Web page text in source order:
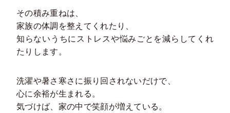
その積み重ねは、
家族の体調を整えてくれたり、
知らないうちにストレスや悩みごとを減らしてくれ
たりします。
洗濯や暑さ寒さに振り回されないだけで、
心に余裕が生まれる。
気づけば、家の中で笑顔が増えている。